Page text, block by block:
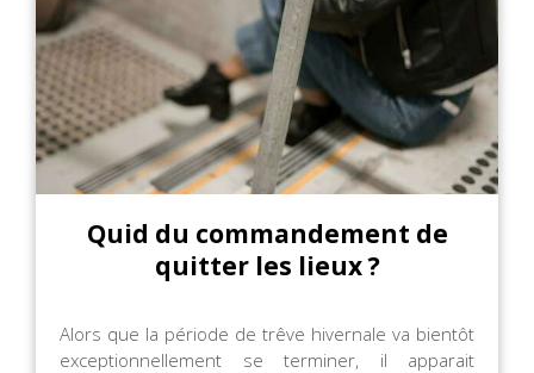
Quid du commandement de
quitter les lieux ?
Alors que la période de trêve hivernale va bientôt
exceptionnellement se terminer, il apparait